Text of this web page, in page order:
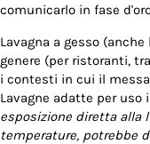
comunicarlo in fase
Lavagna a gesso
genere (per ristoranti,
i contesti in cui il
Lavagne adatte per uso
esposizione diretta alla
temperature, potrebbe